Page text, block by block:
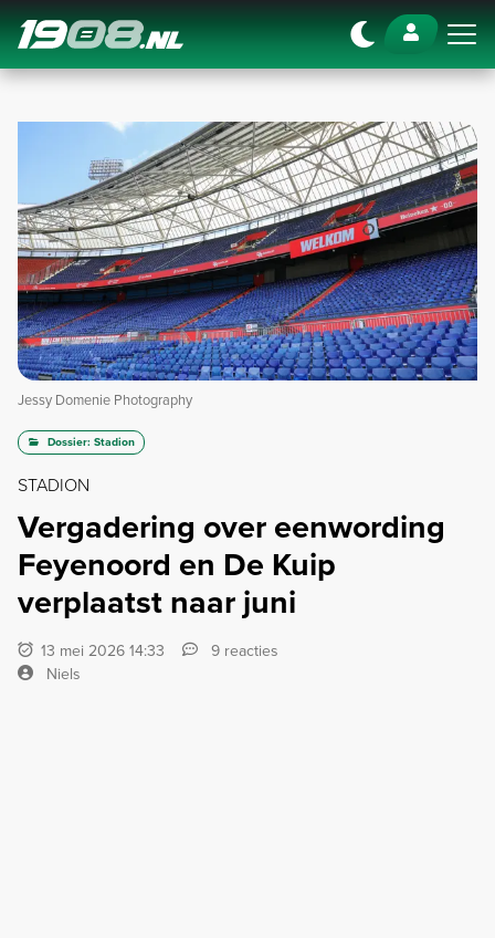
Navigation
Jessy Domenie Photography
Dossier: Stadion
STADION
Vergadering over eenwording
Feyenoord en De Kuip
verplaatst naar juni
13 mei 2026 14:33
9 reacties
Niels